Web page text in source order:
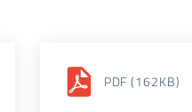
PDF (162KB)